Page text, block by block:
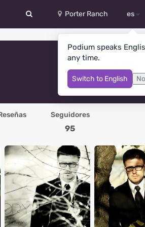
Porter Ranch es
Podium speaks
any time.
Switch to English
Seguidores
95